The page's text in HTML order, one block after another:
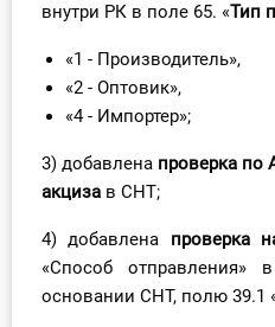
О Системе
Тарифы
Тестирование для
бухгалтера
внутри РК в поле 65. «Тип
«1 - Производитель»,
«2 - Оптовик»,
«4 - Импортер»;
3) добавлена проверка по
акциза в СНТ;
4) добавлена проверка
«Способ
основании СНТ, полю 39.1